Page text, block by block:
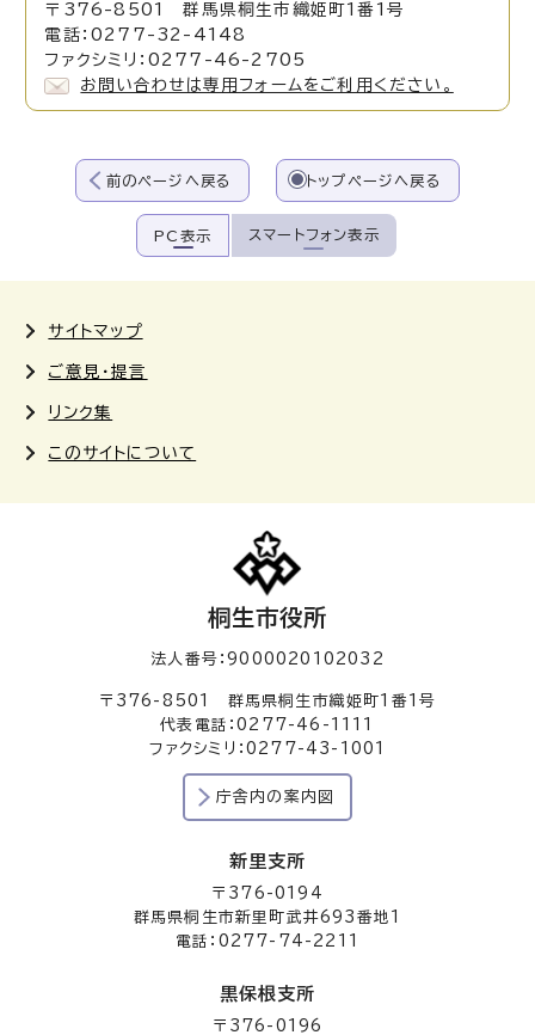
〒376-8501 群馬県桐生市織姫町1番1号
電話：0277-32-4148
ファクシミリ：0277-46-2705
お問い合わせは専用フォームをご利用ください。
前のページへ戻る トップページへ戻る
PC表示 スマートフォン表示
サイトマップ
ご意見・提言
リンク集
このサイトについて
桐生市役所
法人番号：9000020102032
〒376-8501 群馬県桐生市織姫町1番1号
代表電話：0277-46-1111
ファクシミリ：0277-43-1001
庁舎内の案内図
新里支所
〒376-0194
群馬県桐生市新里町武井693番地1
電話：0277-74-2211
黒保根支所
〒376-0196